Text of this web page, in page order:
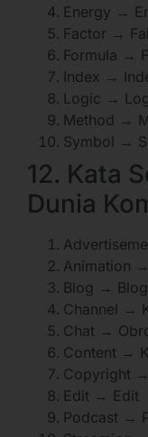
Energy →
Factor →
Formula →
Index →
Logic →
Method →
Symbol →
12. Kata
Dunia
Animation
Blog → Blog
Channel →
Chat →
Content →
Copyright
Edit → Edit
Podcast →